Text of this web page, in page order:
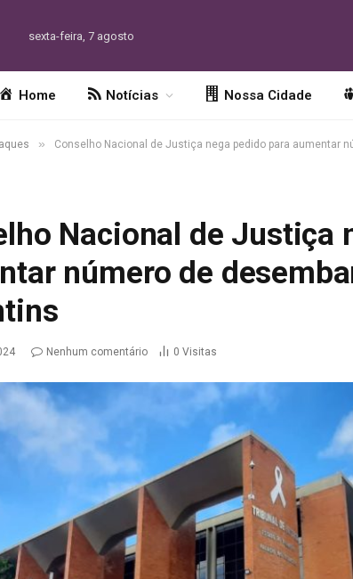
sexta-feira, 7 agosto
Home Notícias Nossa Cidade
» Conselho Nacional de Justiça nega pedido para aumentar
Nacional de Justiça
número de
Nenhum comentário 0 Visitas